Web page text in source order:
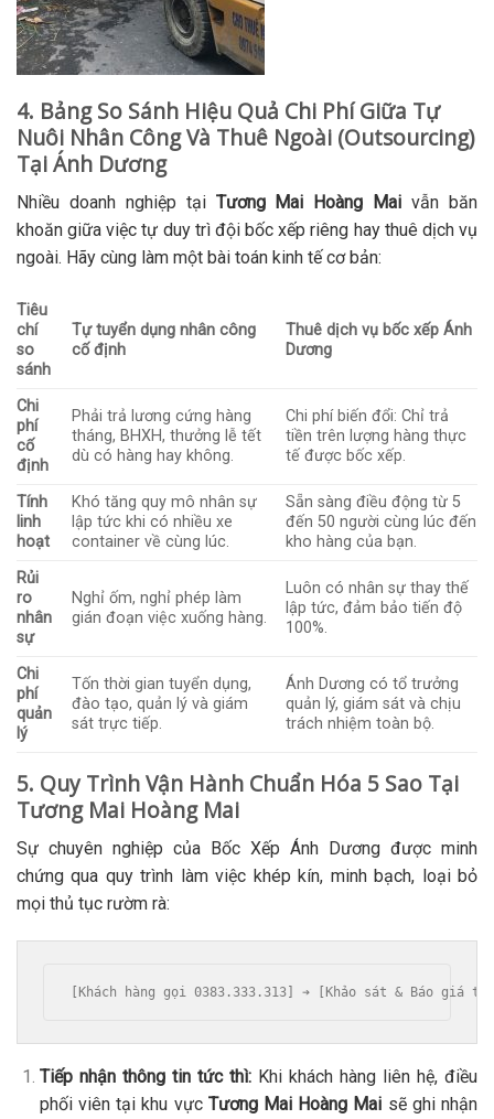
4. Bảng So Sánh Hiệu Quả Chi Phí Giữa Tự
Nuôi Nhân Công Và Thuê Ngoài (Outsourcing)
Tại Ánh Dương
Nhiều doanh nghiệp tại Tương Mai Hoàng Mai vẫn băn
khoăn giữa việc tự duy trì đội bốc xếp riêng hay thuê dịch vụ
ngoài. Hãy cùng làm một bài toán kinh tế cơ bản:
Tiêu
chí
so
sánh
Tự tuyển dụng nhân công
cố định
Thuê dịch vụ bốc xếp Ánh
Dương
Chi
phí
cố
định
Phải trả lương cứng hàng
tháng, BHXH, thưởng lễ tết
dù có hàng hay không.
Chi phí biến đổi: Chỉ trả
tiền trên lượng hàng thực
tế được bốc xếp.
Tính
linh
hoạt
Khó tăng quy mô nhân sự
lập tức khi có nhiều xe
container về cùng lúc.
Sẵn sàng điều động từ 5
đến 50 người cùng lúc đến
kho hàng của bạn.
Rủi
ro
nhân
sự
Nghỉ ốm, nghỉ phép làm
gián đoạn việc xuống hàng.
Luôn có nhân sự thay thế
lập tức, đảm bảo tiến độ
100%.
Chi
phí
quản
lý
Tốn thời gian tuyển dụng,
đào tạo, quản lý và giám
sát trực tiếp.
Ánh Dương có tổ trưởng
quản lý, giám sát và chịu
trách nhiệm toàn bộ.
5. Quy Trình Vận Hành Chuẩn Hóa 5 Sao Tại
Tương Mai Hoàng Mai
Sự chuyên nghiệp của Bốc Xếp Ánh Dương được minh
chứng qua quy trình làm việc khép kín, minh bạch, loại bỏ
mọi thủ tục rườm rà:
Tiếp nhận thông tin tức thì:Khi khách hàng liên hệ, điều
phối viên tại khu vực Tương Mai Hoàng Mai sẽ ghi nhận